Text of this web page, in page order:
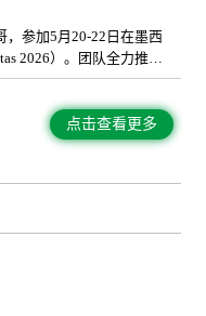
葡萄牙、希腊、罗马尼
耳其、巴西等亥心国家地
决策人。
，参加5月20-22日在墨西
2026）。团队全力推进
在帮助参展企业深耕拉美
逐一走访现场参展商家，
闻信春秋交易会的展会规
优质采购商前来观展合
点击查看更多